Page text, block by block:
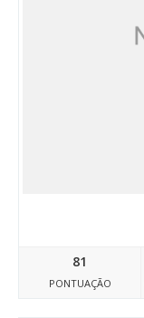
81
PONTUAÇÃO